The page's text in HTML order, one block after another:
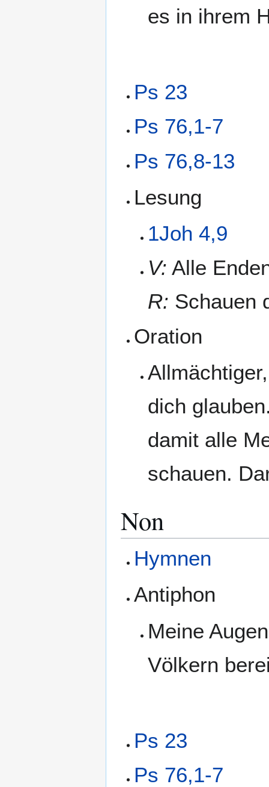
es in ihrem
Ps 23
Ps 76,1-7
Ps 76,8-13
Lesung
1Joh 4,9
V: Alle
R: Schauen
Oration
dich
damit alle
schauen.
Non
Hymnen
Antiphon
Meine
Völkern
Ps 23
Ps 76,1-7